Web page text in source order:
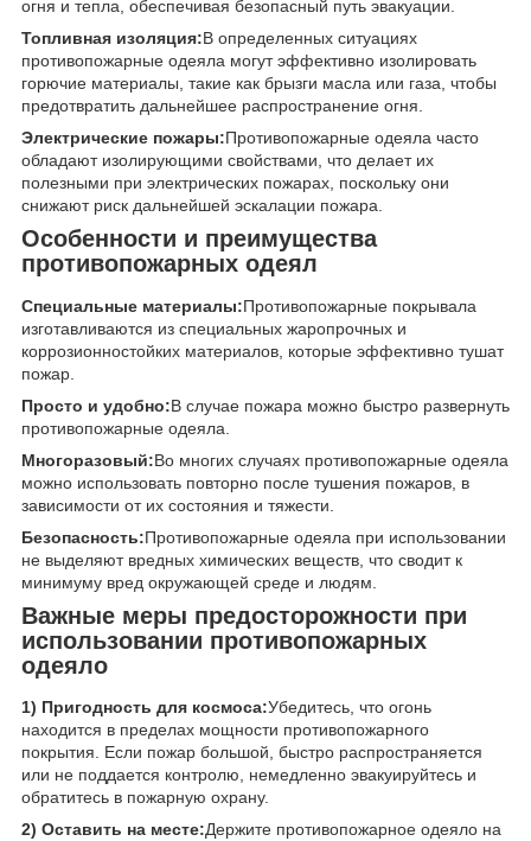
огня и тепла, обеспечивая безопасный путь эвакуации.
Топливная изоляция:В определенных ситуациях
противопожарные одеяла могут эффективно изолировать
горючие материалы, такие как брызги масла или газа, чтобы
предотвратить дальнейшее распространение огня.
Электрические пожары:Противопожарные одеяла часто
обладают изолирующими свойствами, что делает их
полезными при электрических пожарах, поскольку они
снижают риск дальнейшей эскалации пожара.
Особенности и преимущества
противопожарных одеял
Специальные материалы:Противопожарные покрывала
изготавливаются из специальных жаропрочных и
коррозионностойких материалов, которые эффективно тушат
пожар.
Просто и удобно:В случае пожара можно быстро развернуть
противопожарные одеяла.
Многоразовый:Во многих случаях противопожарные одеяла
можно использовать повторно после тушения пожаров, в
зависимости от их состояния и тяжести.
Безопасность:Противопожарные одеяла при использовании
не выделяют вредных химических веществ, что сводит к
минимуму вред окружающей среде и людям.
Важные меры предосторожности при
использовании противопожарных
одеяло
1) Пригодность для космоса:Убедитесь, что огонь
находится в пределах мощности противопожарного
покрытия. Если пожар большой, быстро распространяется
или не поддается контролю, немедленно эвакуируйтесь и
обратитесь в пожарную охрану.
2) Оставить на месте:Держите противопожарное одеяло на